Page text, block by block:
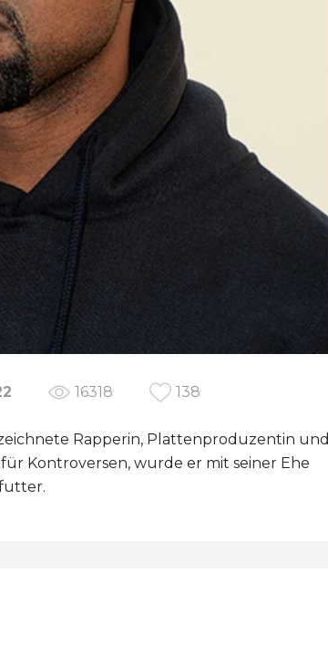
16318 138
Rapperin, Plattenproduzentin und
Kontroversen, wurde er mit seiner Ehe